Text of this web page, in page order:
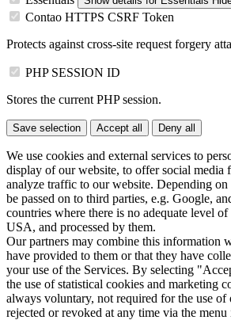
Contao HTTPS CSRF Token
Protects against cross-site request forgery
PHP SESSION ID
Stores the current PHP session.
Save selection Accept all Deny all
We use cookies and external services to
display of our website, to offer social media
analyze traffic to our website. Depending
be passed on to third parties, e.g. Google,
countries where there is no adequate level
USA, and processed by them.
Our partners may combine this information
have provided to them or that they have
your use of the Services. By selecting
the use of statistical cookies and marketing
always voluntary, not required for the use of
rejected or revoked at any time via the